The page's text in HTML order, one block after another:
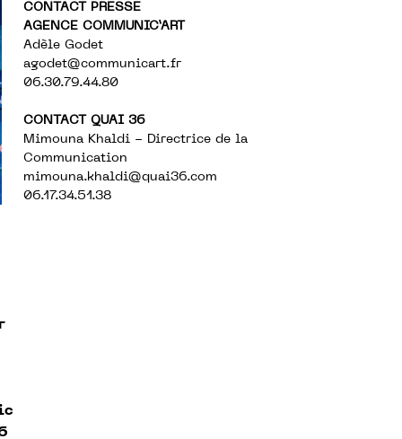
CONTACT PRESSE
AGENCE COMMUNIC’ART
Adèle Godet
agodet@communicart.fr
06.30.79.44.80
CONTACT QUAI 36
Mimouna Khaldi - Directrice de la
Communication
mimouna.khaldi@quai36.com
06.17.34.51.38